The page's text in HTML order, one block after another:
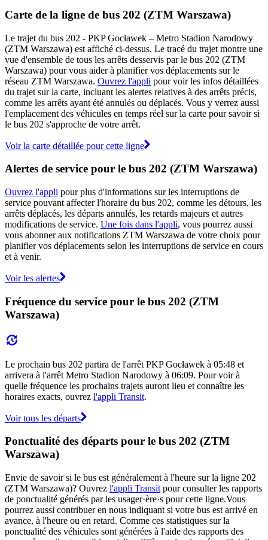
Carte de la ligne de bus 202 (ZTM Warszawa)
Le trajet du bus 202 - PKP Gocławek – Metro Stadion Narodowy
(ZTM Warszawa) est affiché ci-dessus. Le tracé du trajet montre une
vue d'ensemble de tous les arrêts desservis par le bus 202 (ZTM
Warszawa) pour vous aider à planifier vos déplacements sur le
réseau ZTM Warszawa. Ouvrez l'appli pour voir les infos détaillées
du trajet sur la carte, incluant les alertes relatives à des arrêts précis,
comme les arrêts ayant été annulés ou déplacés. Vous y verrez aussi
l'emplacement des véhicules en temps réel sur la carte pour savoir si
le bus 202 s'approche de votre arrêt.
Voir la carte détaillée pour cette ligne
Alertes de service pour le bus 202 (ZTM Warszawa)
Ouvrez l'appli pour plus d'informations sur les interruptions de
service pouvant affecter l'horaire du bus 202, comme les détours, les
arrêts déplacés, les départs annulés, les retards majeurs et autres
modifications de service. Une fois dans l'appli, vous pourrez aussi
vous abonner aux notifications ZTM Warszawa de votre choix pour
planifier vos déplacements selon les interruptions de service en cours
et à venir.
Voir les alertes
Fréquence du service pour le bus 202 (ZTM
Warszawa)
Le prochain bus 202 partira de l'arrêt PKP Gocławek à 05:48 et
arrivera à l'arrêt Metro Stadion Narodowy à 06:09. Pour voir à
quelle fréquence les prochains trajets auront lieu et connaître les
horaires exacts, ouvrez l'appli Transit.
Voir tous les départs
Ponctualité des départs pour le bus 202 (ZTM
Warszawa)
Envie de savoir si le bus est généralement à l'heure sur la ligne 202
(ZTM Warszawa)? Ouvrez l'appli Transit pour consulter les rapports
de ponctualité générés par les usager·ère·s pour cette ligne.Vous
pourrez aussi contribuer en nous indiquant si votre bus est arrivé en
avance, à l'heure ou en retard. Comme ces statistiques sur la
ponctualité des véhicules sont générées à l'aide des rapports des